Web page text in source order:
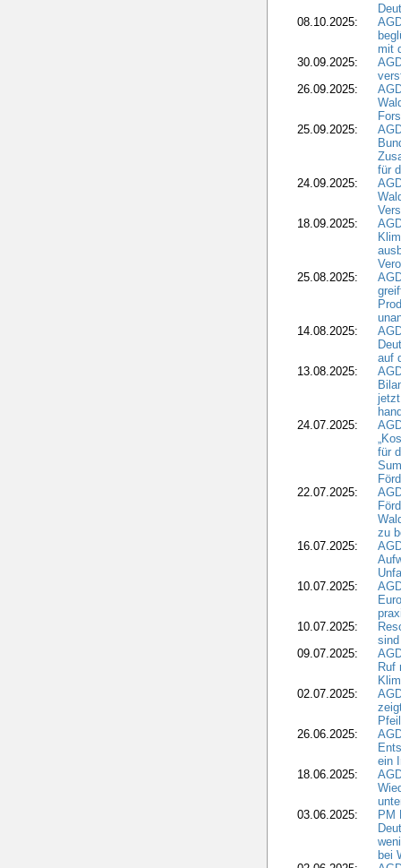
08.10.2025:
mit
30.09.2025:
26.09.2025:
25.09.2025:
für
24.09.2025:
18.09.2025:
25.08.2025:
14.08.2025:
auf
13.08.2025:
24.07.2025:
für
22.07.2025:
zu
16.07.2025:
10.07.2025:
10.07.2025:
09.07.2025:
Ruf
02.07.2025:
26.06.2025:
ein
18.06.2025:
03.06.2025:
PM
bei